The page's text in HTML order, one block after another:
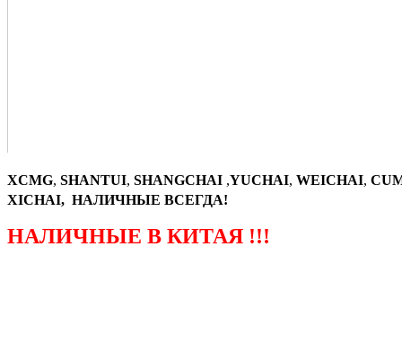
XCMG, SHANTUI, SHANGCHAI ,YUCHAI, WEICHAI,
XICHAI, НАЛИЧНЫЕ ВСЕГДА!
НАЛИЧНЫЕ В КИТАЯ !!!